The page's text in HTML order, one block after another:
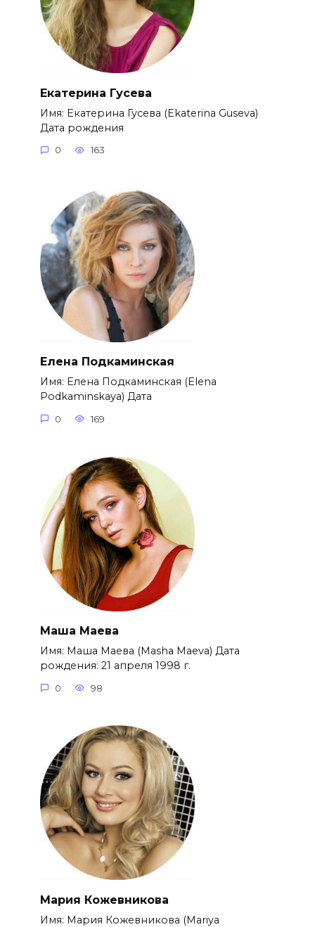
Екатерина Гусева
Имя: Екатерина Гусева (Ekaterina Guseva)
Дата рождения
0 163
Елена Подкаминская
Имя: Елена Подкаминская (Elena
Podkaminskaya) Дата
0 169
Маша Маева
Имя: Маша Маева (Masha Maeva) Дата
рождения: 21 апреля 1998 г.
0 98
Мария Кожевникова
Имя: Мария Кожевникова (Mariya